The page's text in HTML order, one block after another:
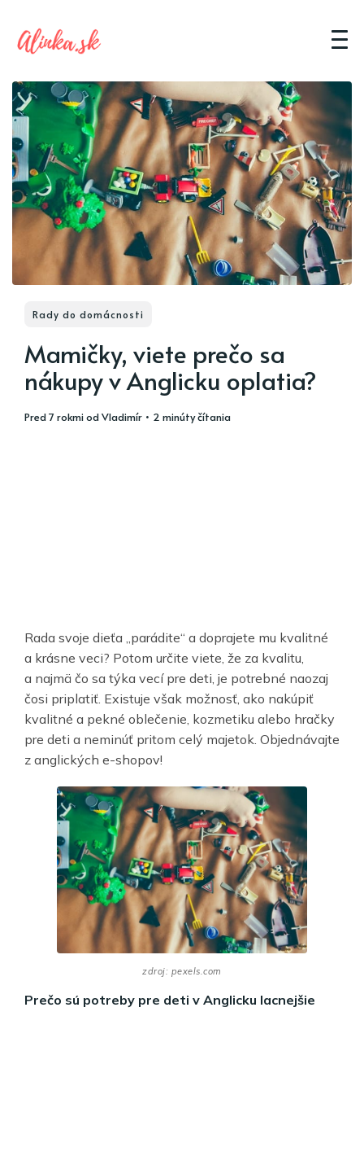
Rady do domácnosti
Mamičky, viete prečo sa
nákupy v Anglicku oplatia?
pred 7 rokmiodVladimír • 2 minúty čítania
Rada svoje dieťa „parádite“ a doprajete mu kvalitné
a krásne veci? Potom určite viete, že za kvalitu,
a najmä čo sa týka vecí pre deti, je potrebné naozaj
čosi priplatiť. Existuje však možnosť, ako nakúpiť
kvalitné a pekné oblečenie, kozmetiku alebo hračky
pre deti a neminúť pritom celý majetok. Objednávajte
z anglických e-shopov!
zdroj: pexels.com
Prečo sú potreby pre deti v Anglicku lacnejšie